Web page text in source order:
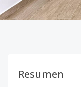
Resumen